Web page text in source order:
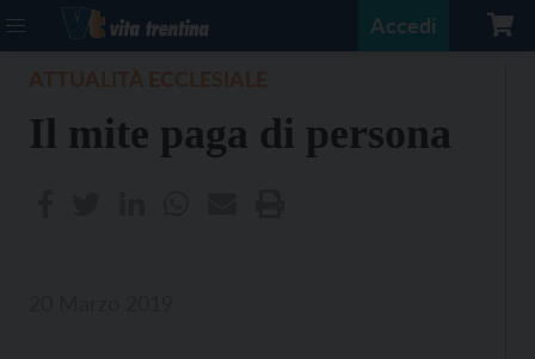
Accedi
Il mite paga di persona